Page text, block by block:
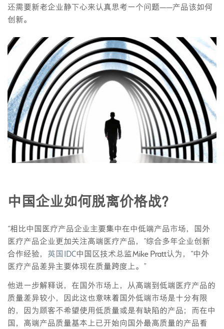
还需要新老企业静下心来认真思考一个问题——产品该如何
创新。
中国企业如何脱离价格战？
“相比中国医疗产品企业主要集中在中低端产品市场，国外
医疗产品企业更加关注高端医疗产品，”综合多年企业创新
合作经验， 英国IDC中国区技术总监Mike Pratt认为，“中外
医疗产品差异主要体现在质量跨度上。”
他进一步解释说，在国外市场上，从高端到低端医疗产品的
质量差异较小，因此这也意味着国外低端市场是十分有限
的，因为顾客不希望使用低质量或是有缺陷的产品；而在中
国，高端产品质量基本上已开始向国外最高质量的产品看